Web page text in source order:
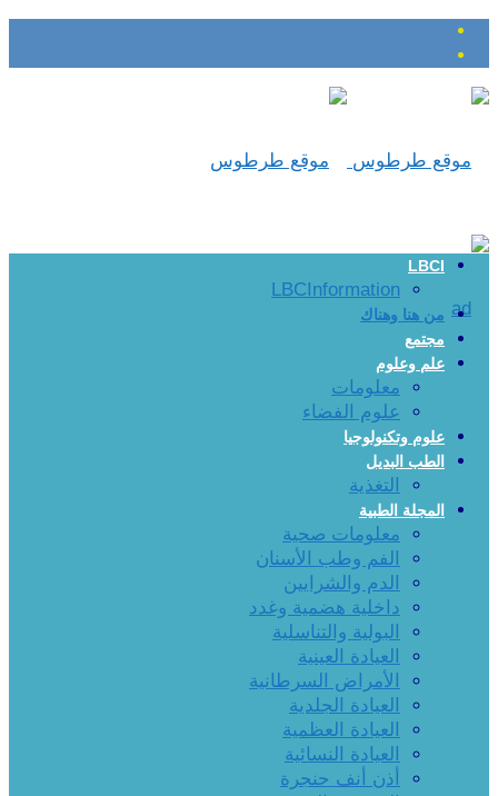
LBCI
LBCInformation
من هنا وهناك
مجتمع
علم وعلوم
معلومات
علوم الفضاء
علوم وتكنولوجيا
الطب البديل
التغذية
المجلة الطبية
معلومات صحية
الفم وطب الأسنان
الدم والشرايين
داخلية هضمية وغدد
البولية والتناسلية
العيادة العينية
الأمراض السرطانية
العيادة الجلدية
العيادة العظمية
العيادة النسائية
أذن أنف حنجرة